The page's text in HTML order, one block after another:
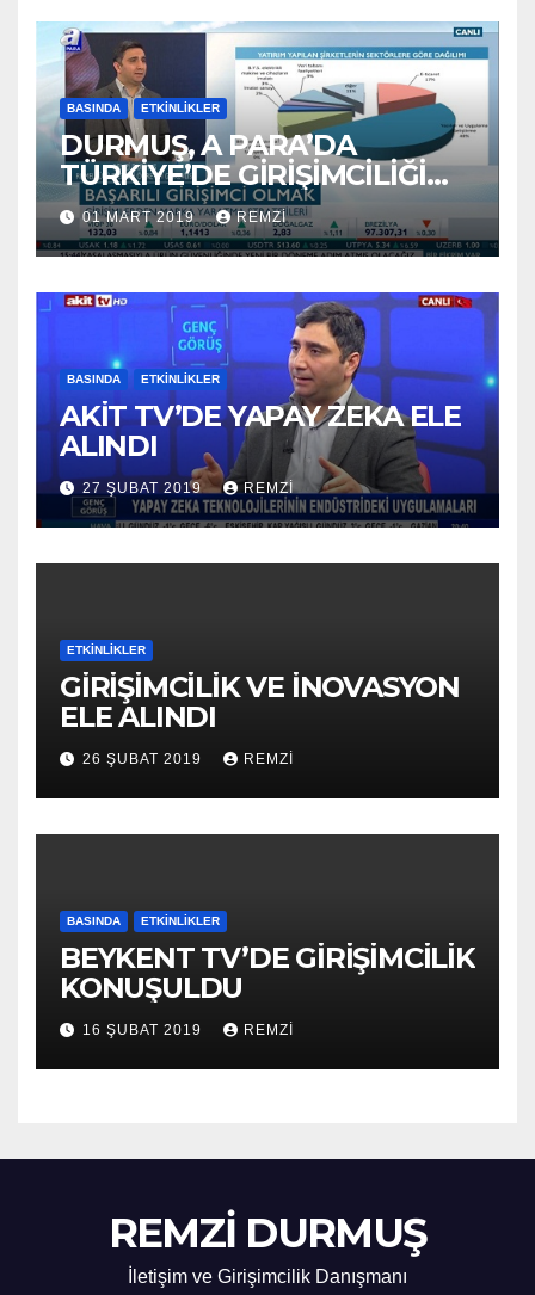
BASINDA ETKINLIKLER
DURMUŞ, A PARA’DA
TÜRKİYE’DE GİRİŞİMCİLİĞİ
ANLATTI
01 MART 2019 REMZI
BASINDA ETKINLIKLER
AKİT TV’DE YAPAY ZEKA ELE
ALINDI
27 ŞUBAT 2019 REMZI
ETKINLIKLER
GİRİŞİMCİLİK VE İNOVASYON
ELE ALINDI
26 ŞUBAT 2019 REMZI
BASINDA ETKINLIKLER
BEYKENT TV’DE GİRİŞİMCİLİK
KONUŞULDU
16 ŞUBAT 2019 REMZI
REMZİ DURMUŞ
İletişim ve Girişimcilik Danışmanı